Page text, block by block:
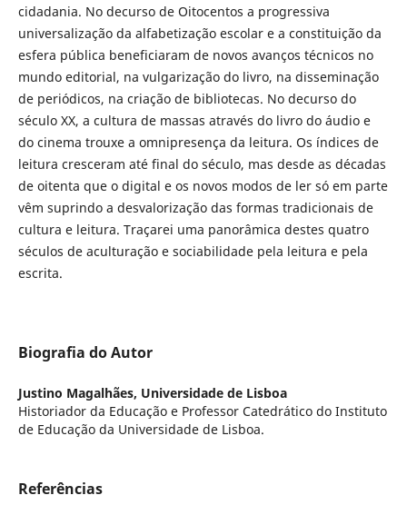
cidadania. No decurso de Oitocentos a progressiva
universalização da alfabetização escolar e a constituição da
esfera pública beneficiaram de novos avanços técnicos no
mundo editorial, na vulgarização do livro, na disseminação
de periódicos, na criação de bibliotecas. No decurso do
século XX, a cultura de massas através do livro do áudio e
do cinema trouxe a omnipresença da leitura. Os índices de
leitura cresceram até final do século, mas desde as décadas
de oitenta que o digital e os novos modos de ler só em parte
vêm suprindo a desvalorização das formas tradicionais de
cultura e leitura. Traçarei uma panorâmica destes quatro
séculos de aculturação e sociabilidade pela leitura e pela
escrita.
Biografia do Autor
Justino Magalhães, Universidade de Lisboa
Historiador da Educação e Professor Catedrático do Instituto
de Educação da Universidade de Lisboa.
Referências